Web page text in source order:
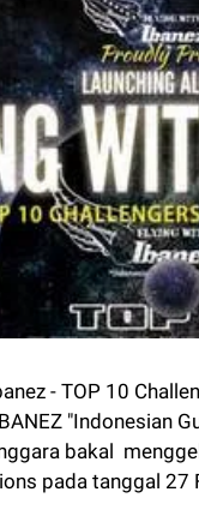
- TOP 10
"Indonesian
bakal
pada tanggal 27